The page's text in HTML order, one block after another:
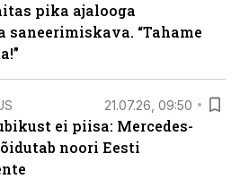
pika ajalooga
“Tahame
21.07.26, 09:50
ei piisa: Mercedes-
noori Eesti